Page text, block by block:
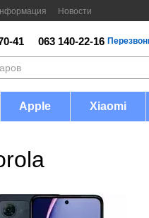
Новости
41 063 140-22-16
Apple Xiaomi